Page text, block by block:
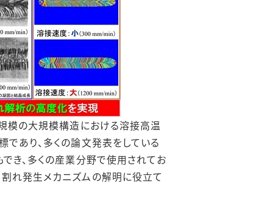
模の大規模構造における溶接高温
あり、多くの論文発表をしている
き、多くの産業分野で使用されてお
れ発生メカニズムの解明に役立て